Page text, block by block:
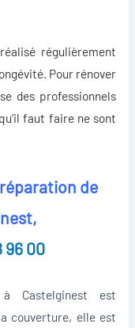
régulièrement
Pour rénover
des professionnels
faut faire ne sont
de
96 00
Castelginest est
couverture, elle est